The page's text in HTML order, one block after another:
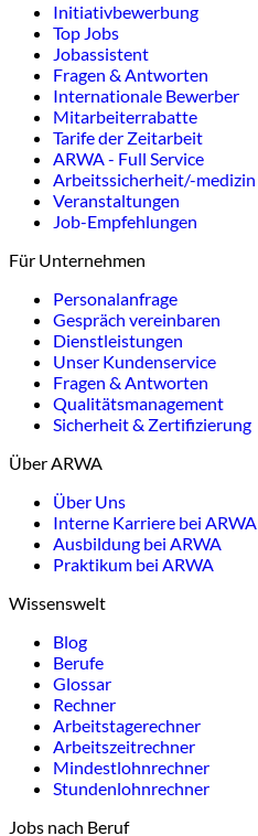
Initiativbewerbung
Top Jobs
Jobassistent
Fragen & Antworten
Internationale Bewerber
Mitarbeiterrabatte
Tarife der Zeitarbeit
ARWA - Full Service
Arbeitssicherheit/-medizin
Veranstaltungen
Job-Empfehlungen
Für Unternehmen
Personalanfrage
Gespräch vereinbaren
Dienstleistungen
Unser Kundenservice
Fragen & Antworten
Qualitätsmanagement
Sicherheit & Zertifizierung
Über ARWA
Über Uns
Interne Karriere bei ARWA
Ausbildung bei ARWA
Praktikum bei ARWA
Wissenswelt
Blog
Berufe
Glossar
Rechner
Arbeitstagerechner
Arbeitszeitrechner
Mindestlohnrechner
Stundenlohnrechner
Jobs nach Beruf